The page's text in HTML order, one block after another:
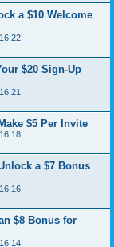
a $10 Welcome
$20 Sign-Up
$5 Per Invite
a $7 Bonus
$8 Bonus for